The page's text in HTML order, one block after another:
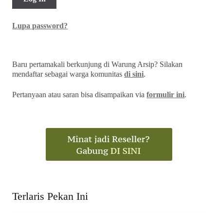
Lupa password?
Baru pertamakali berkunjung di Warung Arsip? Silakan
mendaftar sebagai warga komunitasdi sini.
Pertanyaan atau saran bisa disampaikan viaformulir ini.
Terlaris Pekan Ini